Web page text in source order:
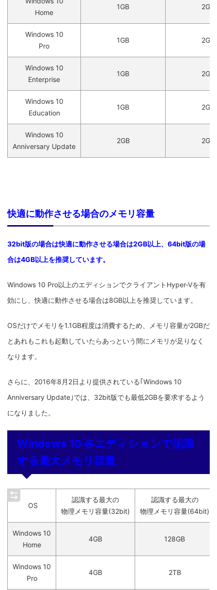
Home
1GB 2GB
Windows 10
Pro
1GB 2GB
Windows 10
Enterprise
1GB 2GB
Windows 10
Education
1GB 2GB
Windows 10
Anniversary Update
2GB 2GB
快適に動作させる場合のメモリ容量
32bit版の場合は快適に動作させる場合は2GB以上、64bit版の場
合は4GB以上を推奨しています。
Windows 10 Pro以上のエディションでクライアントHyper-Vを有
効にし、快適に動作させる場合は8GB以上を推奨しています。
OSだけでメモリを1.1GB程度は消費するため、メモリ容量が2GBだ
とあれもこれも起動していたらあっという間にメモリが足りなく
なります。
さらに、2016年8月2日より提供されている｢Windows 10
Anniversary Update｣では、32bit版でも最低2GBを要求するよう
になりました。
Windows 10 各エディションで認識
する最大メモリ容量
OS
認識する最大の
物理メモリ容量(32bit)
認識する最大の
物理メモリ容量(64bit)
Windows 10
Home
4GB 128GB
Windows 10
Pro
4GB 2TB